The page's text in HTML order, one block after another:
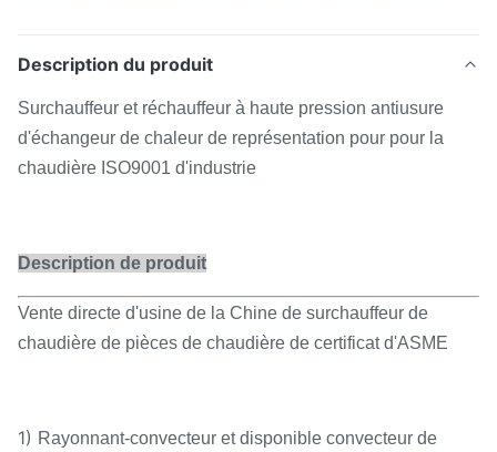
Description du produit
Surchauffeur et réchauffeur à haute pression antiusure
d'échangeur de chaleur de représentation pour pour la
chaudière ISO9001 d'industrie
Description de produit
Vente directe d'usine de la Chine de surchauffeur de
chaudière de pièces de chaudière de certificat d'ASME
1) Rayonnant-convecteur et disponible convecteur de